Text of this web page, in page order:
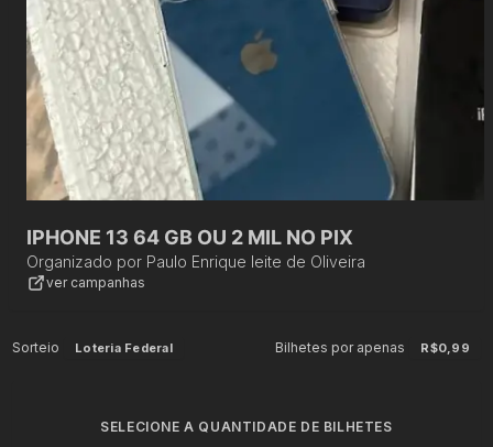
IPHONE 13 64 GB OU 2 MIL NO PIX
Organizado por Paulo Enrique leite de Oliveira
ver campanhas
Sorteio Loteria Federal Bilhetes por apenas R$0,99
SELECIONE A QUANTIDADE DE BILHETES